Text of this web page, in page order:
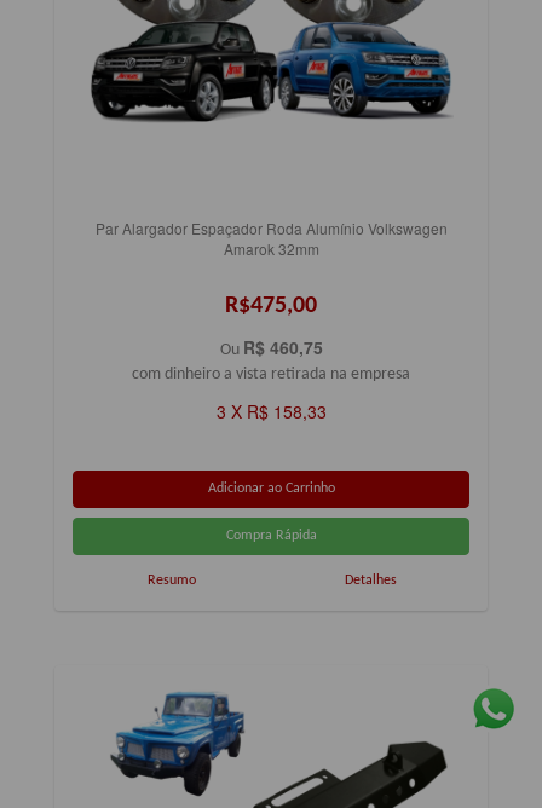
Par Alargador Espaçador Roda Alumínio Volkswagen
Amarok 32mm
R$475,00
Ou R$ 460,75
com dinheiro a vista retirada na empresa
3 X R$ 158,33
Resumo Detalhes